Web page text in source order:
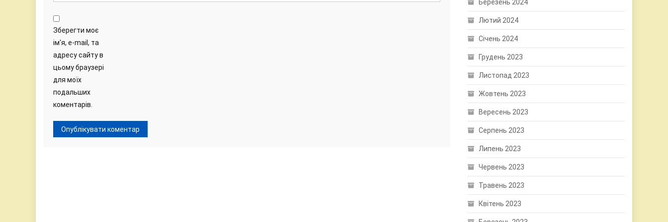
Зберегти моє
ім'я, e-mail, та
адресу сайту в
цьому браузері
для моїх
подальших
коментарів.
Березень 2024
Лютий 2024
Січень 2024
Грудень 2023
Листопад 2023
Жовтень 2023
Вересень 2023
Серпень 2023
Липень 2023
Червень 2023
Травень 2023
Квітень 2023